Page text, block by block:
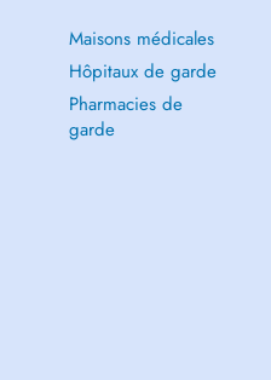
Maisons médicales
Hôpitaux de garde
Pharmacies de
garde